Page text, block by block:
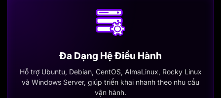
Đa Dạng Hệ Điều Hành
Hỗ trợ Ubuntu, Debian, CentOS, AlmaLinux, Rocky Linux
và Windows Server, giúp triển khai nhanh theo nhu cầu
vận hành.